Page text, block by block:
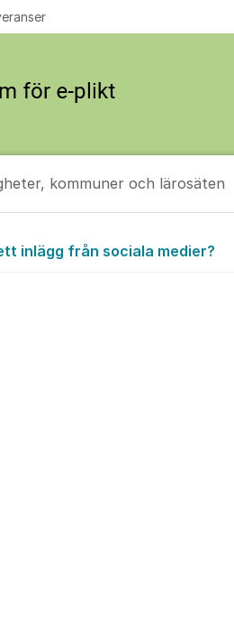
kommuner och lärosäten
inlägg från sociala medier?